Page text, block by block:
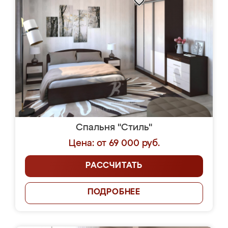
Спальня "Стиль"
Цена: от 69 000 руб.
РАССЧИТАТЬ
ПОДРОБНЕЕ